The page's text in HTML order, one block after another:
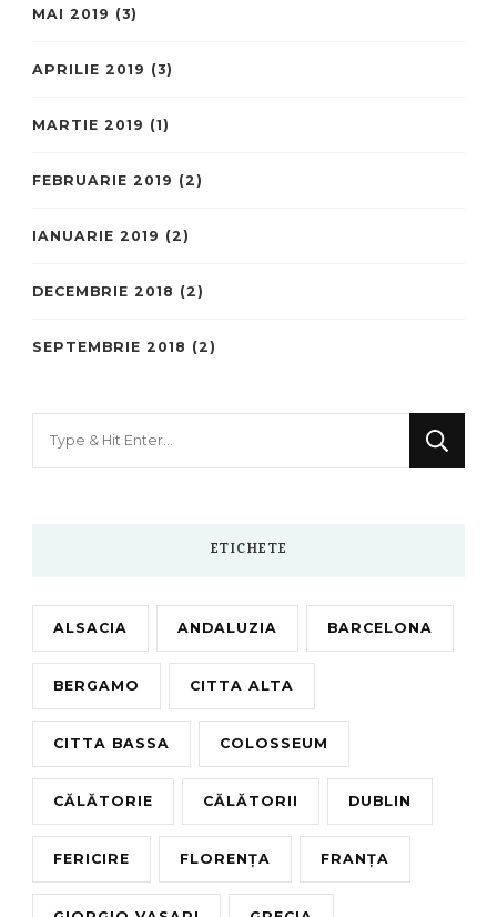
MAI 2019 (3)
APRILIE 2019 (3)
MARTIE 2019 (1)
FEBRUARIE 2019 (2)
IANUARIE 2019 (2)
DECEMBRIE 2018 (2)
SEPTEMBRIE 2018 (2)
ETICHETE
ALSACIA ANDALUZIA BARCELONA
BERGAMO CITTA ALTA
CITTA BASSA COLOSSEUM
CĂLĂTORIE CĂLĂTORII DUBLIN
FERICIRE FLORENȚA FRANȚA